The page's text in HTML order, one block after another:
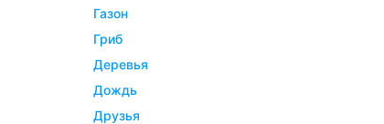
газон
гриб
деревья
дождь
друзья